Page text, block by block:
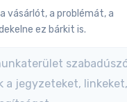
vásárlót, a problémát, a
ez bárkit is.